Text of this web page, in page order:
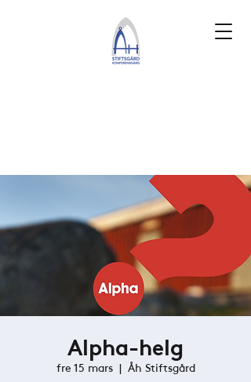
Alpha-helg
fre 15 mars
  |
Åh Stiftsgård